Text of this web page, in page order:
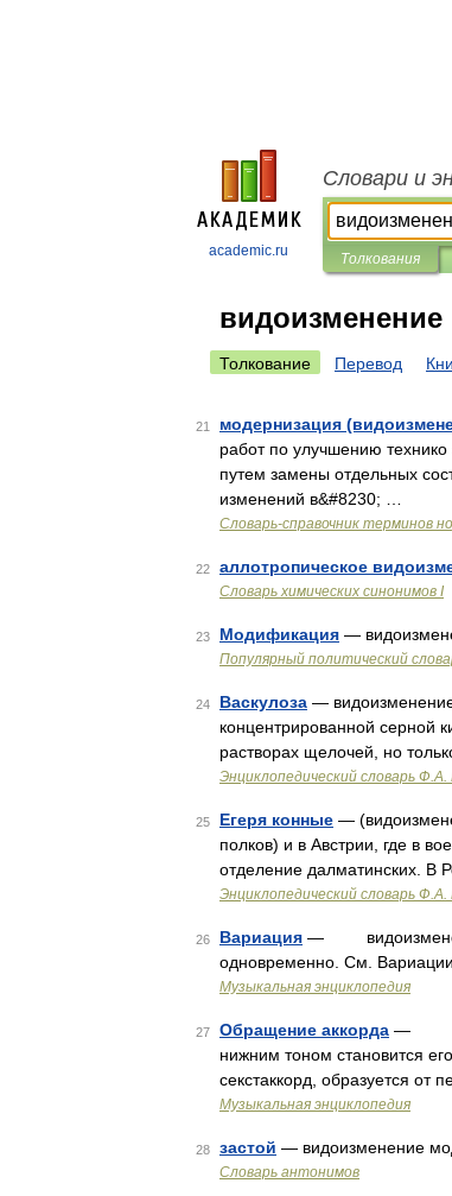
academic.ru
Словари и
Толкования
видоизменение
Толкование Перевод
21 модернизация
работ по улучшению
путем замены отдельных
изменений в&#8230; …
Словарь-справочник терминов
22 аллотропическое
Cловарь химических синонимов I
23 Модификация —
Популярный политический
24 Васкулоза — видоизменение
концентрированной серной
растворах щелочей, но
Энциклопедический словарь
25 Егеря конные —
полков) и в Австрии, где в
отделение далматинских. В
Энциклопедический словарь
26 Вариация —
одновременно. См.
Музыкальная энциклопедия
27 Обращение аккорда —
нижним тоном становится
секстаккорд, образуется от
Музыкальная энциклопедия
28 застой — видоизменение
Словарь антонимов